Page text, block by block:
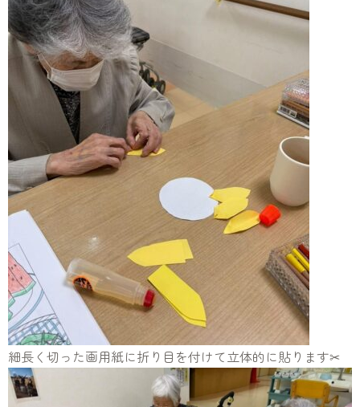
細長く切った画用紙に折り目を付けて立体的に貼ります✂